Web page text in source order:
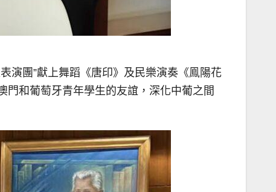
演團”獻上舞蹈《唐印》及民樂演奏《鳯陽花
門和葡萄牙青年學生的友誼，深化中葡之間